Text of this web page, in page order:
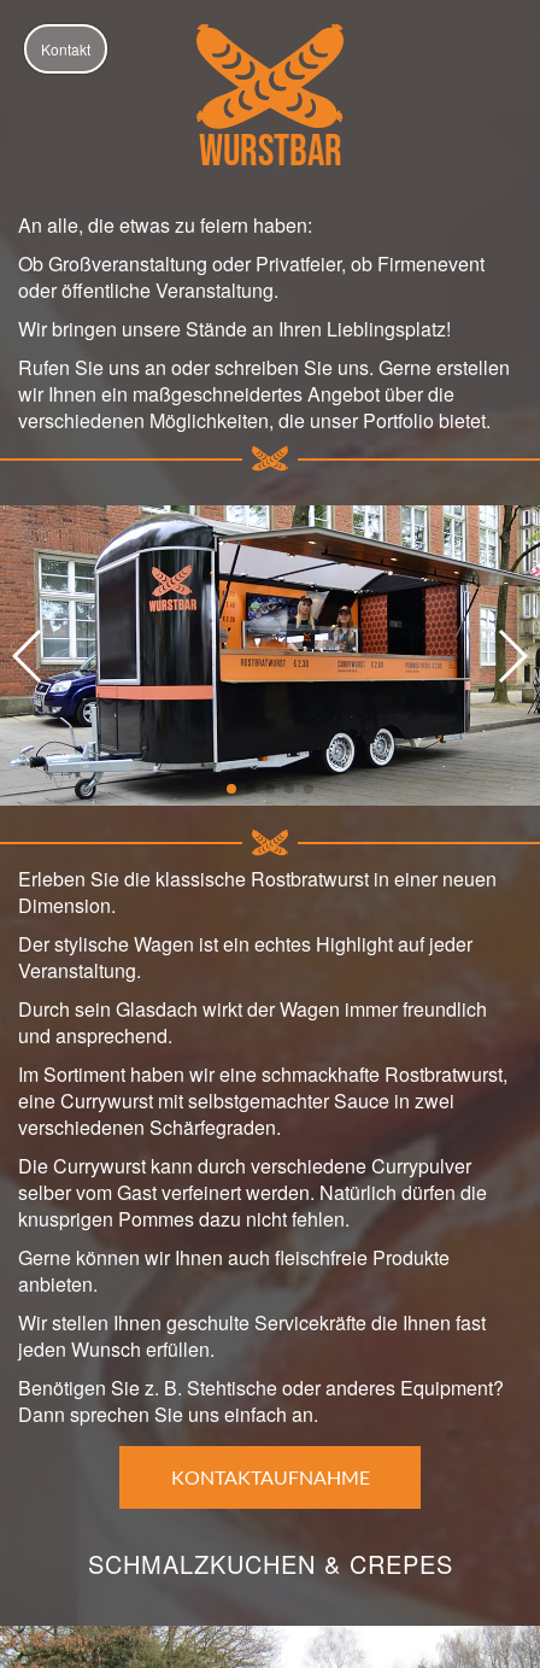
Kontakt
Wurstbar
An alle, die etwas zu feiern haben:
Ob Großveranstaltung oder Privatfeier, ob Firmenevent
oder öffentliche Veranstaltung.
Wir bringen unsere Stände an Ihren Lieblingsplatz!
Rufen Sie uns an oder schreiben Sie uns. Gerne erstellen
wir Ihnen ein maßgeschneidertes Angebot über die
verschiedenen Möglichkeiten, die unser Portfolio bietet.
Erleben Sie die klassische Rostbratwurst in einer neuen
Dimension.
Der stylische Wagen ist ein echtes Highlight auf jeder
Veranstaltung.
Durch sein Glasdach wirkt der Wagen immer freundlich
und ansprechend.
Im Sortiment haben wir eine schmackhafte Rostbratwurst,
eine Currywurst mit selbstgemachter Sauce in zwei
verschiedenen Schärfegraden.
Die Currywurst kann durch verschiedene Currypulver
selber vom Gast verfeinert werden. Natürlich dürfen die
knusprigen Pommes dazu nicht fehlen.
Gerne können wir Ihnen auch fleischfreie Produkte
anbieten.
Wir stellen Ihnen geschulte Servicekräfte die Ihnen fast
jeden Wunsch erfüllen.
Benötigen Sie z. B. Stehtische oder anderes Equipment?
Dann sprechen Sie uns einfach an.
KONTAKTAUFNAHME
SCHMALZKUCHEN & CREPES